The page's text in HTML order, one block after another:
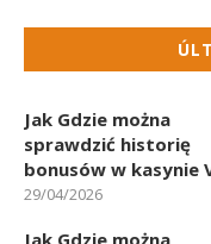
Jak Gdzie można
sprawdzić historię
bonusów w kasynie
29/04/2026